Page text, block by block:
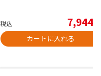
税込 7,944
カートに入れる